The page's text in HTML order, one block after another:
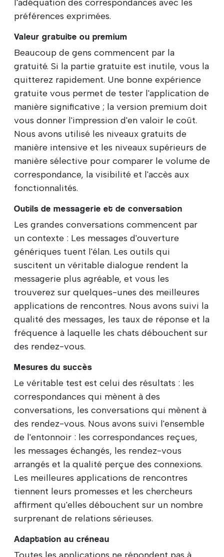
l'adéquation des correspondances avec les
préférences exprimées.
Valeur gratuite ou premium
Beaucoup de gens commencent par la
gratuité. Si la partie gratuite est inutile, vous la
quitterez rapidement. Une bonne expérience
gratuite vous permet de tester l'application de
manière significative ; la version premium doit
vous donner l'impression d'en valoir le coût.
Nous avons utilisé les niveaux gratuits de
manière intensive et les niveaux supérieurs de
manière sélective pour comparer le volume de
correspondance, la visibilité et l'accès aux
fonctionnalités.
Outils de messagerie et de conversation
Les grandes conversations commencent par
un contexte : Les messages d'ouverture
génériques tuent l'élan. Les outils qui
suscitent un véritable dialogue rendent la
messagerie plus agréable, et vous les
trouverez sur quelques-unes des meilleures
applications de rencontres. Nous avons suivi la
qualité des messages, les taux de réponse et la
fréquence à laquelle les chats débouchent sur
des rendez-vous.
Mesures du succès
Le véritable test est celui des résultats : les
correspondances qui mènent à des
conversations, les conversations qui mènent à
des rendez-vous. Nous avons suivi l'ensemble
de l'entonnoir : les correspondances reçues,
les messages échangés, les rendez-vous
arrangés et la qualité perçue des connexions.
Les meilleures applications de rencontres
tiennent leurs promesses et les chercheurs
affirment qu'elles débouchent sur un nombre
surprenant de relations sérieuses.
Adaptation au créneau